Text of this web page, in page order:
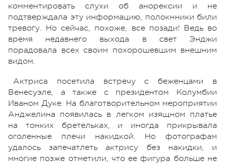
комментировать слухи об анорексии и не
подтверждала эту информацию, полокнники били
тревогу. Но сейчас, похоже, все позади! Ведь во
время недавнего выхода в свет Энджи
порадовала всех своим похорошевшим внешним
видом.
Актриса посетила встречу с беженцами в
Венесуэле, а также с президентом Колумбии
Иваном Дуке. На благотворительном мероприятии
Анджелина появилась в легком изящном платье
на тонких бретельках, и иногда прикрывала
оголенные плечи накидкой. Но фотографам
удалось запечатлеть актрису без накидки, и
многие позже отметили, что ее фигура больше не